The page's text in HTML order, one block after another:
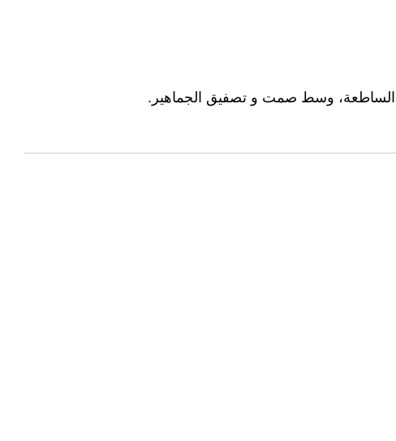
الساطعة، وسط صمت و تصفيق الجماهير.